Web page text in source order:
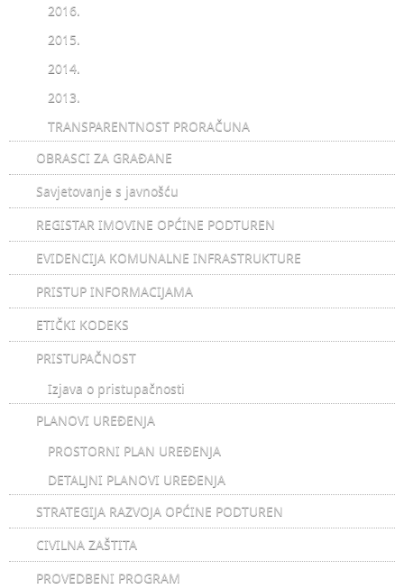
2016.
2015.
2014.
2013.
TRANSPARENTNOST PRORAČUNA
OBRASCI ZA GRAĐANE
Savjetovanje s javnošću
REGISTAR IMOVINE OPĆINE PODTUREN
EVIDENCIJA KOMUNALNE INFRASTRUKTURE
PRISTUP INFORMACIJAMA
ETIČKI KODEKS
PRISTUPAČNOST
Izjava o pristupačnosti
PLANOVI UREĐENJA
PROSTORNI PLAN UREĐENJA
DETALJNI PLANOVI UREĐENJA
STRATEGIJA RAZVOJA OPĆINE PODTUREN
CIVILNA ZAŠTITA
PROVEDBENI PROGRAM